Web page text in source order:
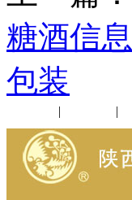
糖酒信息
包装
| |